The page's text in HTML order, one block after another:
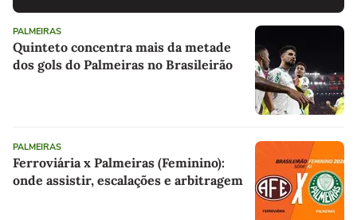
PALMEIRAS
Quinteto concentra mais da metade
dos gols do Palmeiras no Brasileirão
PALMEIRAS
Ferroviária x Palmeiras (Feminino):
onde assistir, escalações e arbitragem